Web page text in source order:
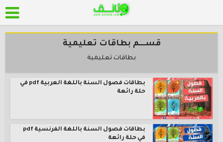
قســــم بطاقات تعليمية
بطاقات تعليمية
بطاقات فصول السنة باللغة العربية pdf في
حلة رائعة
بطاقات فصول السنة باللغة الفرنسية pdf
في حلة رائعة